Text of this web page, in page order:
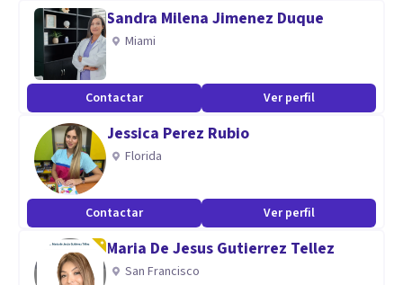
Sandra Milena Jimenez Duque
Miami
Contactar Ver perfil
Jessica Perez Rubio
Florida
Contactar Ver perfil
Maria De Jesus Gutierrez Tellez
San Francisco